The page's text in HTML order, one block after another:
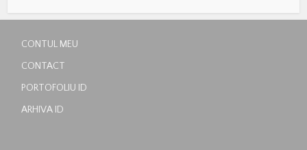
CONTUL MEU
CONTACT
PORTOFOLIU ID
ARHIVA ID